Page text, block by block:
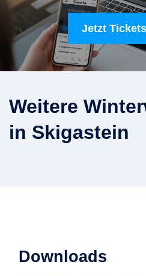
Jetzt
Weitere
in Skigastein
Downloads